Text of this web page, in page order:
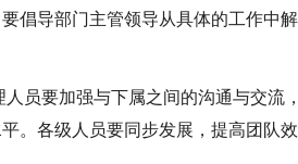
倡导部门主管领导从具体的工作中
人员要加强与下属之间的沟通与交流
。各级人员要同步发展，提高团队效